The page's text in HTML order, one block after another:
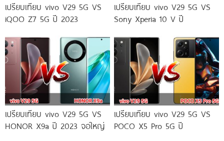
เปรียบเทียบ vivo V29 5G VS
iQOO Z7 5G ปี 2023
เปรียบเทียบ vivo V29 5G VS
Sony Xperia 10 V ปี
เปรียบเทียบ vivo V29 5G VS
HONOR X9a ปี 2023 จอใหญ่
เปรียบเทียบ vivo V29 5G VS
POCO X5 Pro 5G ปี